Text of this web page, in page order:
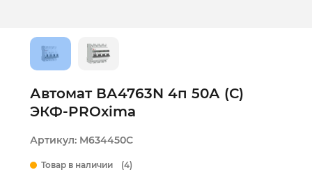
Автомат ВА4763N 4п 50А (С)
ЭКФ-PROxima
Артикул: M634450C
Товар в наличии (4)